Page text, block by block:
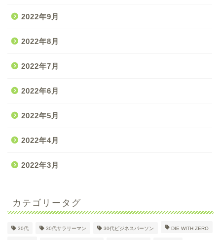
2022年9月
2022年8月
2022年7月
2022年6月
2022年5月
2022年4月
2022年3月
カテゴリータグ
30代 30代サラリーマン 30代ビジネスパーソン DIE WITH ZERO